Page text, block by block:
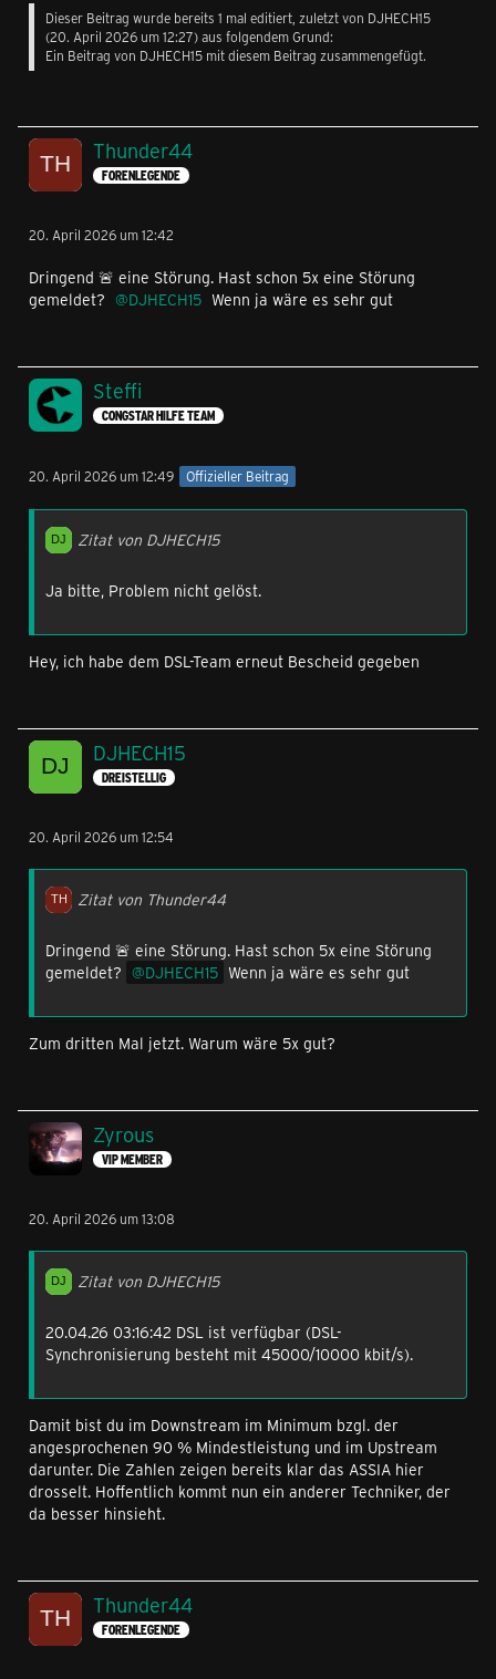
Dieser Beitrag wurde bereits 1 mal editiert, zuletzt von DJHECH15
(20. April 2026 um 12:27) aus folgendem Grund:
Ein Beitrag von DJHECH15 mit diesem Beitrag zusammengefügt.
Thunder44
FORENLEGENDE
20. April 2026 um 12:42
Dringend 🚨 eine Störung. Hast schon 5x eine Störung
gemeldet?
DJHECH15 Wenn ja wäre es sehr gut
Steffi
CONGSTAR HILFE TEAM
20. April 2026 um 12:49 Offizieller Beitrag
Zitat von DJHECH15
Ja bitte, Problem nicht gelöst.
Hey, ich habe dem DSL-Team erneut Bescheid gegeben
DJHECH15
DREISTELLIG
20. April 2026 um 12:54
Zitat von Thunder44
Dringend 🚨 eine Störung. Hast schon 5x eine Störung
gemeldet?
DJHECH15 Wenn ja wäre es sehr gut
Zum dritten Mal jetzt. Warum wäre 5x gut?
Zyrous
VIP MEMBER
20. April 2026 um 13:08
Zitat von DJHECH15
20.04.26 03:16:42 DSL ist verfügbar (DSL-
Synchronisierung besteht mit 45000/10000 kbit/s).
Damit bist du im Downstream im Minimum bzgl. der
angesprochenen 90 % Mindestleistung und im Upstream
darunter. Die Zahlen zeigen bereits klar das ASSIA hier
drosselt. Hoffentlich kommt nun ein anderer Techniker, der
da besser hinsieht.
Thunder44
FORENLEGENDE